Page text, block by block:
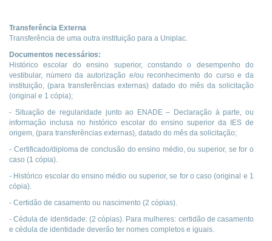
Transferência Externa
Transferência de uma outra instituição para a Uniplac.
Documentos necessários:
Histórico escolar do ensino superior, constando o desempenho do
vestibular, número da autorização e/ou reconhecimento do curso e da
instituição, (para transferências externas) datado do mês da solicitação
(original e 1 cópia);
- Situação de regularidade junto ao ENADE – Declaração à parte, ou
informação inclusa no histórico escolar do ensino superior da IES de
origem, (para transferências externas), datado do mês da solicitação;
- Certificado/diploma de conclusão do ensino médio, ou superior, se for o
caso (1 cópia).
- Histórico escolar do ensino médio ou superior, se for o caso (original e 1
cópia).
- Certidão de casamento ou nascimento (2 cópias).
- Cédula de identidade: (2 cópias). Para mulheres: certidão de casamento
e cédula de identidade deverão ter nomes completos e iguais.